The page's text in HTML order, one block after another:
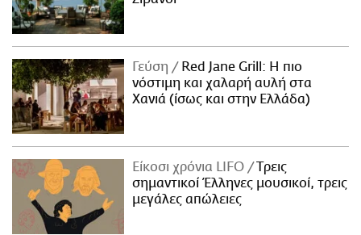
Γεύση
Red Jane Grill: Η πιο
νόστιμη και χαλαρή αυλή στα
Χανιά (ίσως και στην Ελλάδα)
Είκοσι χρόνια LIFO
Tρεις
σημαντικοί Έλληνες μουσικοί, τρεις
μεγάλες απώλειες